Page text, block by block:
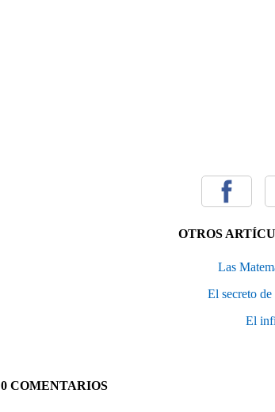
OTROS
Las
El secreto
El
0 COMENTARIOS